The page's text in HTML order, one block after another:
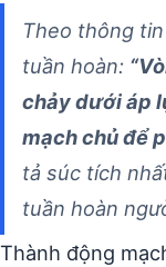
Theo thông
tuần hoàn:
chảy dưới áp
mạch chủ để
tả súc tích
tuần hoàn
Thành động